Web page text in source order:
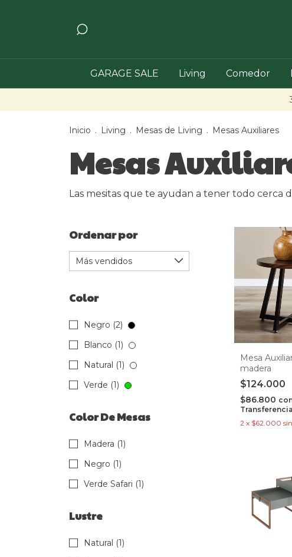
GARAGE SALE Living Comedor
Inicio . Living . Mesas de Living . Mesas Auxiliares
Mesas
Las mesitas que te ayudan a tener todo cerca
Ordenar por
Color
Negro (2)
Blanco (1)
Natural (1)
Verde (1)
Color De Mesas
Madera (1)
Negro (1)
Verde Safari (1)
Lustre
Natural (1)
Mesa
madera
$124.000
$86.800
2 x $62.000